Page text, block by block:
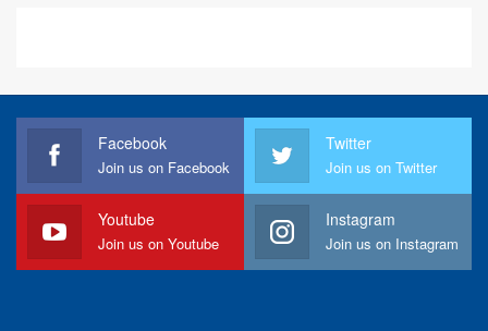
Facebook
Join us on Facebook
Twitter
Join us on Twitter
Youtube
Join us on Youtube
Instagram
Join us on Instagram